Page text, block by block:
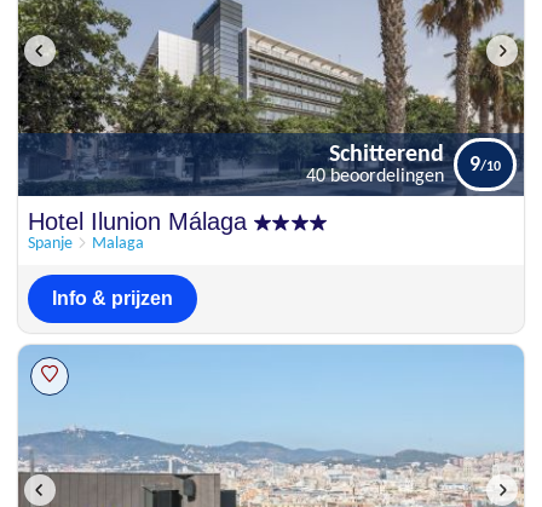
Hotel Ilunion Málaga
Spanje Malaga
Schitterend
40 beoordelingen
9
Info & prijzen